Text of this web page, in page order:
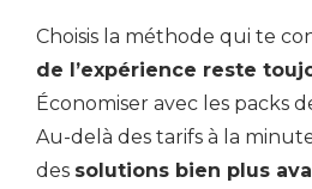
Choisis la méthode qui te
de l’expérience reste
Économiser avec les packs
Au-delà des tarifs à la
des solutions bien plus